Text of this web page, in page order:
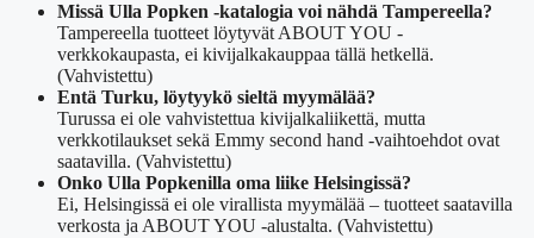
Missä Ulla Popken -katalogia voi nähdä Tampereella?
Tampereella tuotteet löytyvät ABOUT YOU -
verkkokaupasta, ei kivijalkakauppaa tällä hetkellä.
(Vahvistettu)
Entä Turku, löytyykö sieltä myymälää?
Turussa ei ole vahvistettua kivijalkaliikettä, mutta
verkkotilaukset sekä Emmy second hand -vaihtoehdot ovat
saatavilla. (Vahvistettu)
Onko Ulla Popkenilla oma liike Helsingissä?
Ei, Helsingissä ei ole virallista myymälää – tuotteet saatavilla
verkosta ja ABOUT YOU -alustalta. (Vahvistettu)